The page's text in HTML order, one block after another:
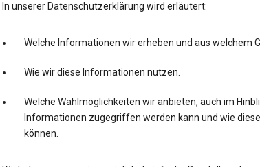
In unserer Datenschutzerklärung wird erläutert:
Welche Informationen wir erheben und aus welchem
Wie wir diese Informationen nutzen.
Welche Wahlmöglichkeiten wir anbieten, auch im
Informationen zugegriffen werden kann und wie
können.